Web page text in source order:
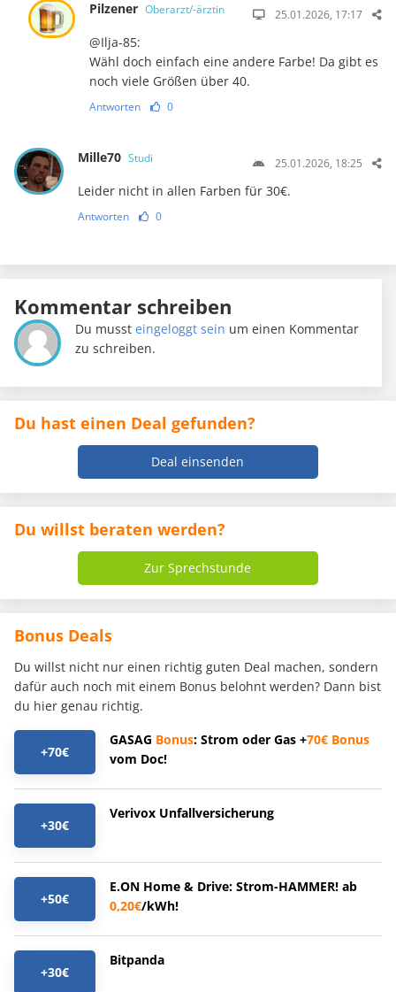
Pilzener Oberarzt/-ärztin 25.01.2026, 17:17
@Ilja-85:
Wähl doch einfach eine andere Farbe! Da gibt es
noch viele Größen über 40.
Antworten 0
Mille70 Studi 25.01.2026, 18:25
Leider nicht in allen Farben für 30€.
Antworten 0
Kommentar schreiben
Du mussteingeloggt sein um einen Kommentar
zu schreiben.
Du hast einen Deal gefunden?
Deal einsenden
Du willst beraten werden?
Zur Sprechstunde
Bonus Deals
Du willst nicht nur einen richtig guten Deal machen, sondern
dafür auch noch mit einem Bonus belohnt werden? Dann bist
du hier genau richtig.
+70€
GASAG Bonus: Strom oder Gas +70€ Bonus
vom Doc!
+30€
Verivox Unfallversicherung
+50€
E.ON Home & Drive: Strom-HAMMER! ab
0,20€/kWh!
+30€
Bitpanda